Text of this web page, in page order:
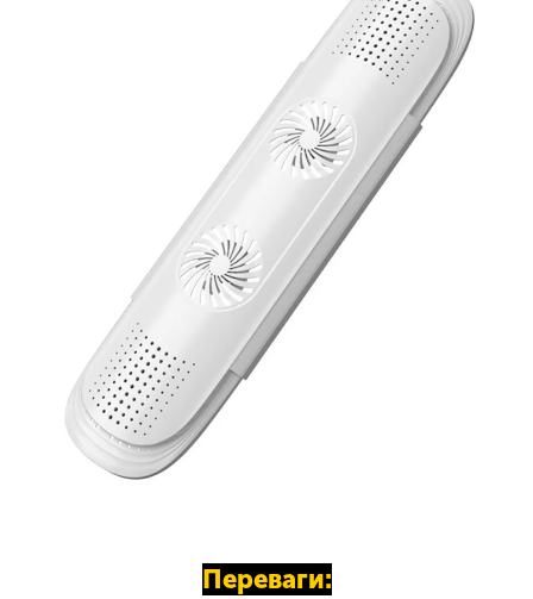
Переваги: